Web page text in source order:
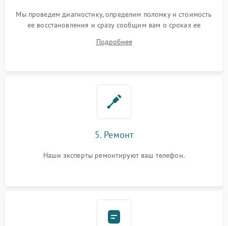
Мы проведем диагностику, определим поломку и стоимость
ее восстановления и сразу сообщим вам о сроках ее
Подробнее
5. Ремонт
Наши эксперты ремонтируют ваш телефон.